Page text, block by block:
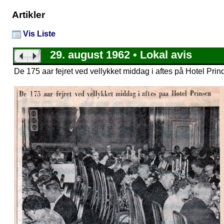
Artikler
Vis Liste
29. august 1962 • Lokal avis
De 175 aar fejret ved vellykket middag i aftes på Hotel